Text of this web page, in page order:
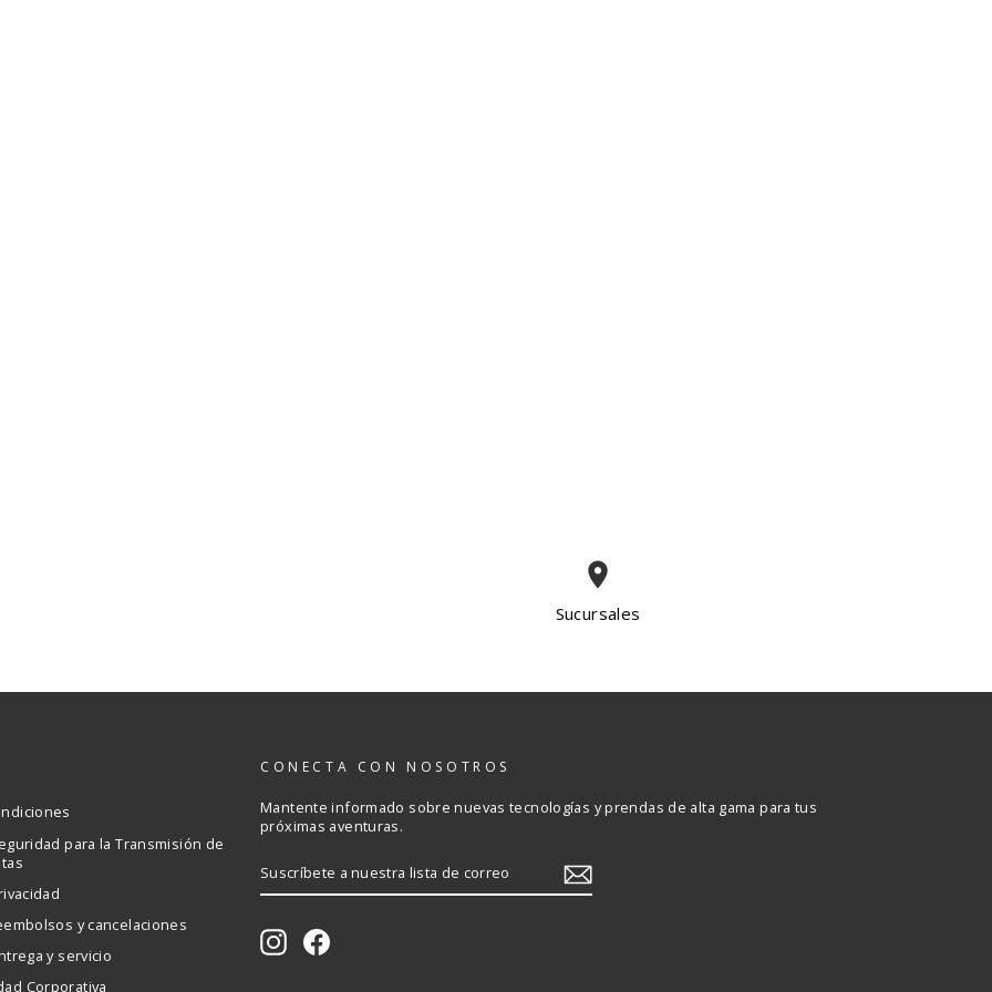
place
Sucursales
para la Transmisión de
y cancelaciones
y servicio
Corporativa
CONECTA CON NOSOTROS
Mantente informado sobre nuevas tecnologías y prendas de alta gama para tus
próximas aventuras.
A
NUESTRA
CORREO
Instagram